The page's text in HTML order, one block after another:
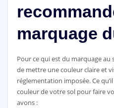
marquage
Pour ce qui est du marquage au
de mettre une couleur claire et
réglementation imposée. Ce
couleur de votre sol pour faire
avons :